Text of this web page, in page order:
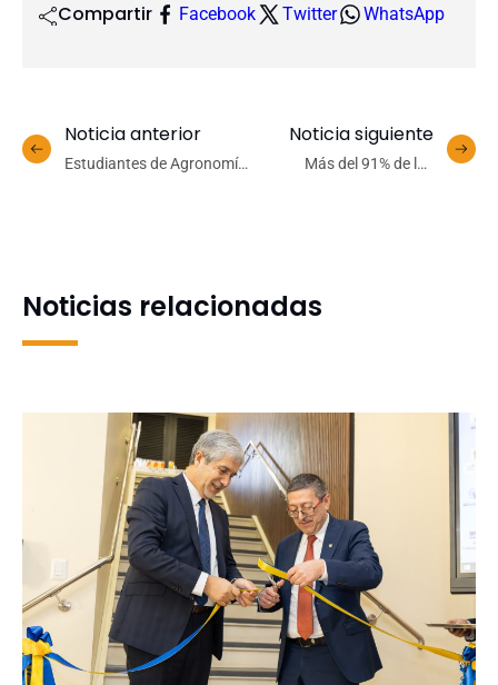
Compartir Facebook Twitter WhatsApp
Noticia anterior
Estudiantes de Agronomía
Noticia siguiente
Más del 91% de los
Noticias relacionadas